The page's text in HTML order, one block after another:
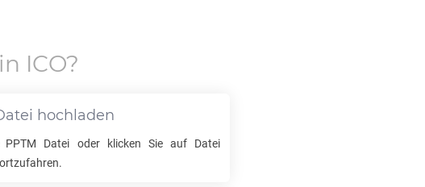
in ICO?
hochladen
PPTM Datei oder klicken Sie auf Datei